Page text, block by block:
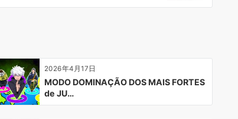
2026年4月17日
MODO DOMINAÇÃO DOS MAIS FORTES
de JU…